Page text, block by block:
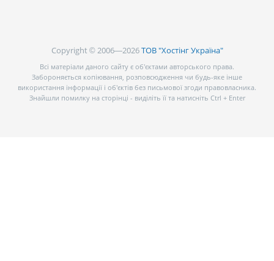
Copyright © 2006—2026ТОВ "Хостінг Україна"
Всі матеріали даного сайту є об’єктами авторського права.
Забороняється копіювання, розповсюдження чи будь-яке інше
використання інформації і об’єктів без письмової згоди правовласника.
Знайшли помилку на сторінці - виділіть її та натисніть Ctrl + Enter